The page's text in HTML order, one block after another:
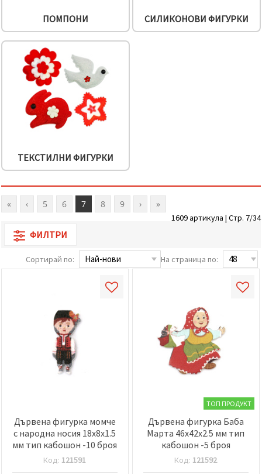
ПОМПОНИ СИЛИКОНОВИ ФИГУРКИ
ТЕКСТИЛНИ ФИГУРКИ
« ‹ 5 6 7 8 9 › »
1609 артикула | Стр. 7/34
ФИЛТРИ
Сортирай по: На страница по:
Дървена фигурка момче
с народна носия 18x8x1.5
мм тип кабошон -10 броя
Код: 121591
ТОП ПРОДУКТ
Дървена фигурка Баба
Марта 46x42x2.5 мм тип
кабошон -5 броя
Код: 121592